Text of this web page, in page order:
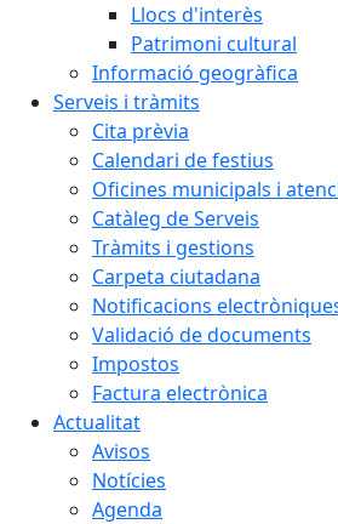
Llocs d'interès
Patrimoni cultural
Informació geogràfica
Serveis i tràmits
Cita prèvia
Calendari de festius
Oficines municipals i
Catàleg de Serveis
Tràmits i gestions
Carpeta ciutadana
Notificacions
Validació de documents
Impostos
Factura electrònica
Actualitat
Avisos
Notícies
Agenda